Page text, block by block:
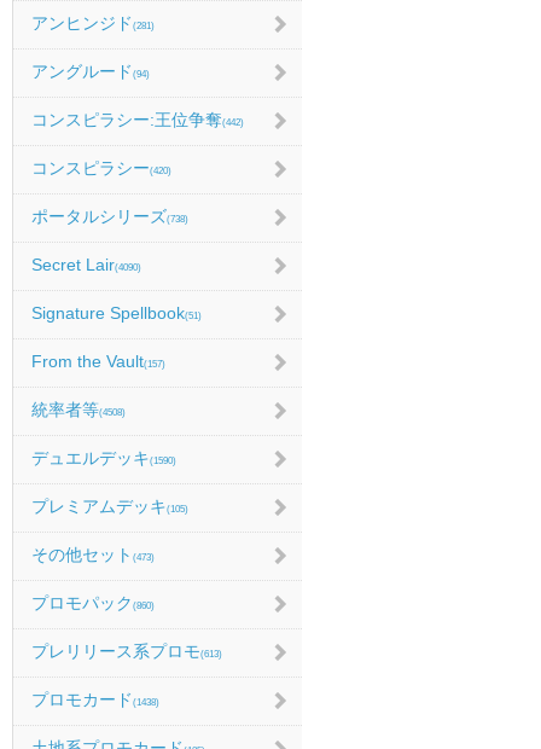
アンヒンジド (281)
アングルード (94)
コンスピラシー:王位争奪(442)
コンスピラシー(420)
ポータルシリーズ(738)
Secret Lair(4090)
Signature Spellbook(51)
From the Vault(157)
統率者等(4508)
デュエルデッキ(1590)
プレミアムデッキ(105)
その他セット (473)
プロモパック (860)
プレリリース系プロモ(613)
プロモカード (1438)